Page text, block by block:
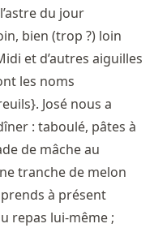
du jour
bien (trop ?) loin
et d’autres aiguilles
les noms
José nous a
: taboulé, pâtes à
de mâche au
tranche de melon
à présent
repas lui-même ;